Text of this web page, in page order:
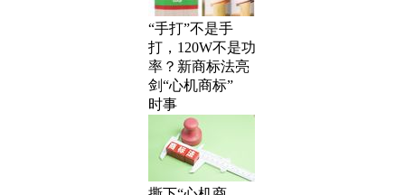
“手打”不是手
打，120W不是功
率？新商标法亮
剑“心机商标”
时事